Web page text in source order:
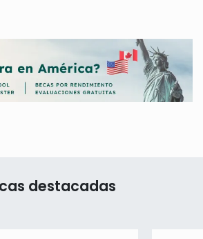
destacadas